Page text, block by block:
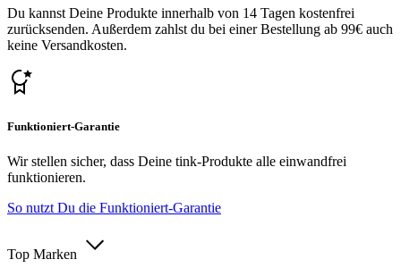
Du kannst Deine Produkte innerhalb von 14 Tagen kostenfrei
zurücksenden. Außerdem zahlst du bei einer Bestellung ab 99€ auch
keine Versandkosten.
Funktioniert-Garantie
Wir stellen sicher, dass Deine tink-Produkte alle einwandfrei
funktionieren.
So nutzt Du die Funktioniert-Garantie
Top Marken